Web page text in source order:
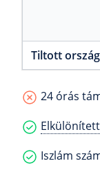
Tiltott
24 órás
Iszlám